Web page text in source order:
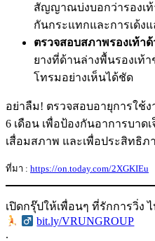
สัญญาณบ่งบอกว่ารองเ
กันกระแทกและการเด้งแ
ตรวจสอบสภาพรองเท้าด้
ยางที่ด้านล่างพื้นรองเท้
โทรมอย่างเห็นได้ชัด
อย่าลืม! ตรวจสอบอายุการใช้
6 เดือน เพื่อป้องกันอาการบาด
เสื่อมสภาพ และเพื่อประสิทธิภ
ที่มา : https://on.today.com/2XGKIEu
เปิดกรุ๊ปให้เพื่อนๆ ที่รักการวิ่ง
bit.ly/VRUNGROUP
.